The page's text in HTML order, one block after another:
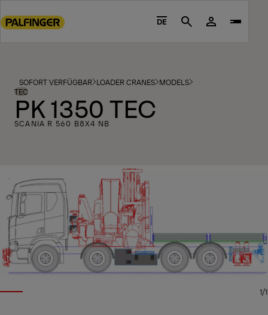
to
footer
content
DE Search
SOFORT VERFÜGBAR LOADER CRANES MODELS
TEC
PK 1350 TEC
SCANIA R 560 B8X4 NB
1/1